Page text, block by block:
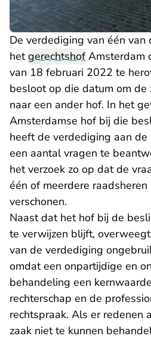
De verdediging van één van
hetgerechtshofAmsterdam
van 18 februari 2022 te
besloot op die datum om de
naar een ander hof. In het
Amsterdamse hof bij die
heeft de verdediging aan
een aantal vragen te
het verzoek zo op dat de
één of meerdere raadsheren
verschonen.
Naast dat het hof bij de
te verwijzen blijft,
van de verdediging
omdat een onpartijdige en
behandeling een
rechterschap en de
rechtspraak. Als er redenen
zaak niet te kunnen